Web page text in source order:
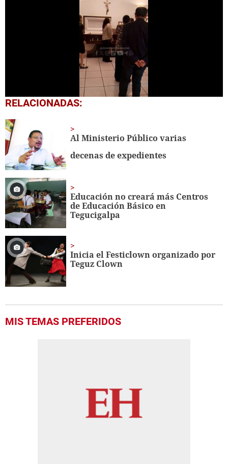
0
seconds
1
minute,
20
seconds
RELACIONADAS:
Al Ministerio Público varias
decenas de expedientes
Educación no creará más Centros
de Educación Básico en
Tegucigalpa
Inicia el Festiclown organizado por
Teguz Clown
MIS TEMAS PREFERIDOS